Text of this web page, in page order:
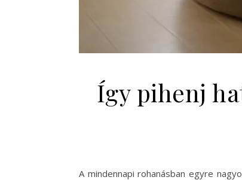
Így pihenj
A mindennapi rohanásban egyre